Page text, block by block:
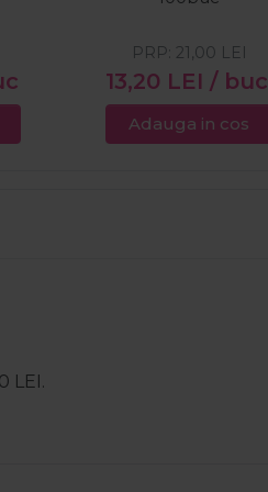
13,20 LEI / buc
PRP: 21,00 LEI
Adauga in cos
LEI.